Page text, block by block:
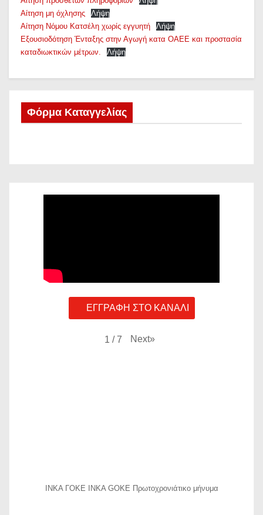
Αίτηση μη όχλησης
Λήψη
Αίτηση Νόμου Κατσέλη χωρίς εγγυητή
Λήψη
Εξουσιοδότηση Ένταξης στην Αγωγή κατα ΟΑΕΕ και προστασία
καταδιωκτικών μέτρων.
Λήψη
Φόρμα Καταγγελίας
ΕΓΓΡΑΦΗ ΣΤΟ ΚΑΝΑΛΙ
1 / 7 Next»
ΙΝΚΑ ΓΟΚΕ INKA GOKE Πρωτοχρονιάτικο μήνυμα